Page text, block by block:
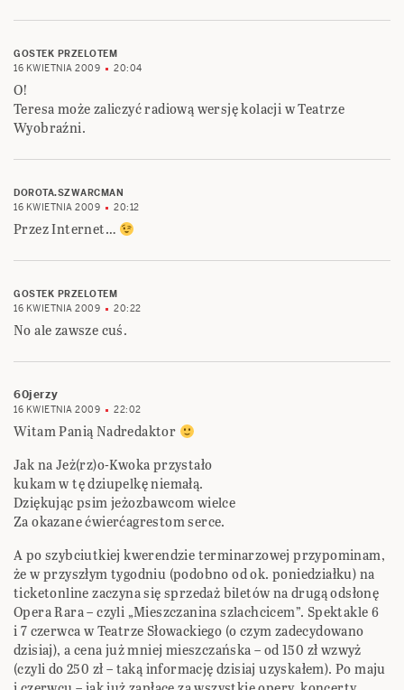
GOSTEK PRZELOTEM
16 KWIETNIA 2009
20:04
O!
Teresa może zaliczyć radiową wersję kolacji w Teatrze
Wyobraźni.
DOROTA.SZWARCMAN
16 KWIETNIA 2009
20:12
Przez Internet…
GOSTEK PRZELOTEM
16 KWIETNIA 2009
20:22
No ale zawsze cuś.
60jerzy
16 KWIETNIA 2009 22:02
Witam Panią Nadredaktor
Jak na Jeż(rz)o-Kwoka przystało
kukam w tę dziupelkę niemałą.
Dziękując psim jeżozbawcom wielce
Za okazane ćwierćagrestom serce.
A po szybciutkiej kwerendzie terminarzowej przypominam,
że w przyszłym tygodniu (podobno od ok. poniedziałku) na
ticketonline zaczyna się sprzedaż biletów na drugą odsłonę
Opera Rara – czyli „Mieszczanina szlachcicem”. Spektakle 6
i 7 czerwca w Teatrze Słowackiego (o czym zadecydowano
dzisiaj), a cena już mniej mieszczańska – od 150 zł wzwyż
(czyli do 250 zł – taką informację dzisiaj uzyskałem). Po maju